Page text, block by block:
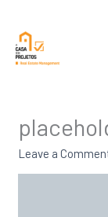
Leave a